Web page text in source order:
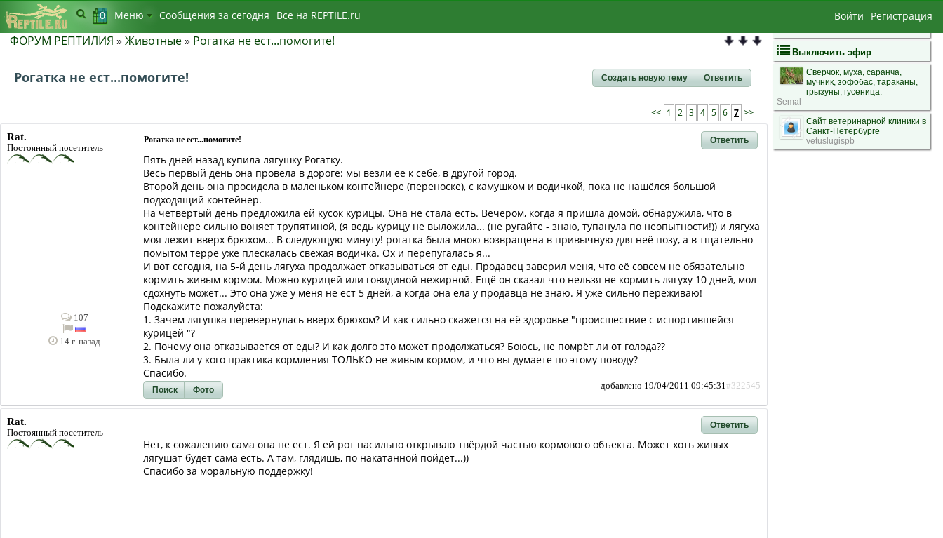
ФОРУМ РЕПТИЛИЯ » Животные» Рогатка не ест...помогите!
Рогатка не ест...помогите! Создать новую тему Ответить
<< 1 2 3 4 5 6 7 >>
Rat.
Постоянный посетитель
107
14 г. назад
Рогатка не ест...помогите! Ответить
Пять дней назад купила лягушку Рогатку.
Весь первый день она провела в дороге: мы везли её к себе, в другой город.
Второй день она просидела в маленьком контейнере (переноске), с камушком и водичкой, пока не нашёлся большой
подходящий контейнер.
На четвёртый день предложила ей кусок курицы. Она не стала есть. Вечером, когда я пришла домой, обнаружила, что в
контейнере сильно воняет трупятиной, (я ведь курицу не выложила... (не ругайте - знаю, тупанула по неопытности!)) и лягуха
моя лежит вверх брюхом... В следующую минуту! рогатка была мною возвращена в привычную для неё позу, а в тщательно
помытом терре уже плескалась свежая водичка. Ох и перепугалась я...
И вот сегодня, на 5-й день лягуха продолжает отказываться от еды. Продавец заверил меня, что её совсем не обязательно
кормить живым кормом. Можно курицей или говядиной нежирной. Ещё он сказал что нельзя не кормить лягуху 10 дней, мол
сдохнуть может... Это она уже у меня не ест 5 дней, а когда она ела у продавца не знаю. Я уже сильно переживаю!
Подскажите пожалуйста:
1. Зачем лягушка перевернулась вверх брюхом? И как сильно скажется на её здоровье "происшествие с испортившейся
курицей "?
2. Почему она отказывается от еды? И как долго это может продолжаться? Боюсь, не помрёт ли от голода??
3. Была ли у кого практика кормления ТОЛЬКО не живым кормом, и что вы думаете по этому поводу?
Спасибо.
Поиск Фото добавлено 19/04/2011 09:45:31#322545
Rat.
Постоянный посетитель
Ответить
Нет, к сожалению сама она не ест. Я ей рот насильно открываю твёрдой частью кормового объекта. Может хоть живых
лягушат будет сама есть. А там, глядишь, по накатанной пойдёт...))
Спасибо за моральную поддержку!
Выключить эфир
Сверчок, муха, саранча,
мучник, зофобас, тараканы,
грызуны, гусеница.
Semal
Сайт ветеринарной клиники в
Санкт-Петербурге
vetuslugispb
0 Меню Сообщения за сегодня Bсе на REPTILE.ru Войти Регистрация